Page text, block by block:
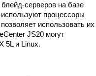
серверов на базе
процессоры
использовать их
JS20 могут
5L и Linux.